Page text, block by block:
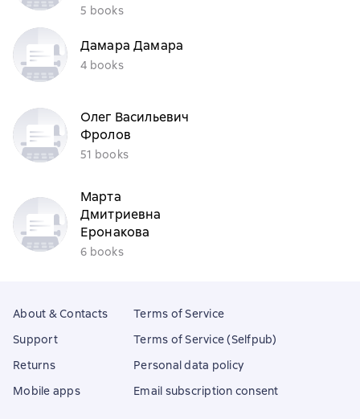
5 books
Дамара Дамара
4 books
Олег Васильевич
Фролов
51 books
Марта
Дмитриевна
Еронакова
6 books
About & Contacts
Support
Returns
Mobile apps
Terms of Service
Terms of Service (Selfpub)
Personal data policy
Email subscription consent